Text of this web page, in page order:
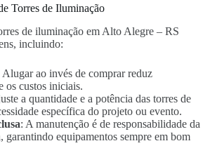
Torres de Iluminação
de iluminação em Alto Alegre – RS
incluindo:
Alugar ao invés de comprar reduz
os custos iniciais.
a quantidade e a potência das torres de
específica do projeto ou evento.
: A manutenção é de responsabilidade da
garantindo equipamentos sempre em bom